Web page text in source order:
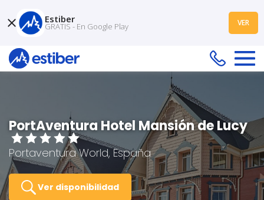
PortAventura Hotel Mansión de Lucy
Portaventura World, España
Ver disponibilidad
Estiber
GRATIS - En Google Play VER